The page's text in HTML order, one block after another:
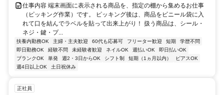
仕事内容 端末画面に表示される商品を、指定の棚から集めるお仕事
（ピッキング作業）です。 ピッキング後は、商品をビニール袋に入
れて口を結んでラベルを貼って出来上がり！ 扱う商品は、シール・
ネジ・鍵・プ...
扶養内勤務OK 主婦・主夫歓迎 60代も応募可 フリーター歓迎 短期
学歴不問
即日勤務OK
経験不問 未経験者歓迎 ネイルOK 週払いOK
即日払いOK
ブランクOK
単発 週2・3日からOK シフト制 短期（1ヵ月以内）
ピアスOK
週4日以上OK
土日祝休み
正社員